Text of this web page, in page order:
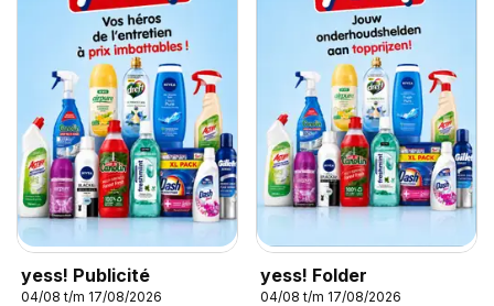
yess! Publicité
04/08 t/m 17/08/2026
yess! Folder
04/08 t/m 17/08/2026